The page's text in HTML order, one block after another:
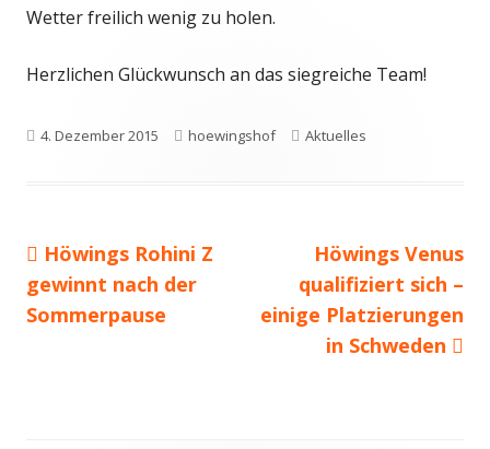
Wetter freilich wenig zu holen.
Herzlichen Glückwunsch an das siegreiche Team!
Veröffentlicht
4. Dezember 2015 Autor
hoewingshof Schlagwörter
Aktuelles
Beitragsnavigation
Vorheriger
Beitrag:
Höwings Rohini Z
gewinnt nach der
Sommerpause
Nächster
Beitrag
Höwings Venus
qualifiziert sich –
einige Platzierungen
in Schweden